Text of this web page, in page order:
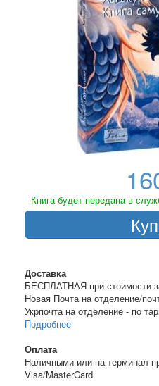
Книга будет передана в
Доставка
БЕСПЛАТНАЯ при стоимости
Новая Почта на отделение/
Укрпочта на отделение - по
Подробнее
Оплата
Наличными или на терминал
Visa/MasterCard